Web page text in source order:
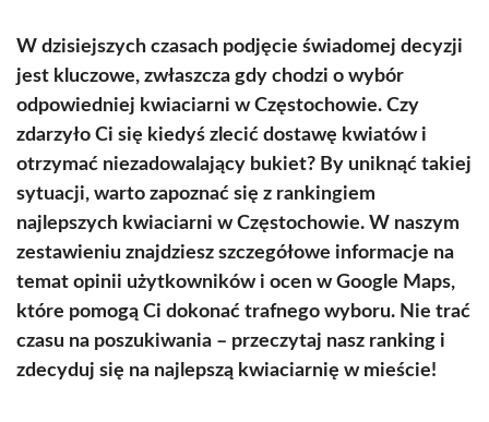
W dzisiejszych czasach podjęcie świadomej decyzji
jest kluczowe, zwłaszcza gdy chodzi o wybór
odpowiedniej kwiaciarni w Częstochowie. Czy
zdarzyło Ci się kiedyś zlecić dostawę kwiatów i
otrzymać niezadowalający bukiet? By uniknąć takiej
sytuacji, warto zapoznać się z rankingiem
najlepszych kwiaciarni w Częstochowie. W naszym
zestawieniu znajdziesz szczegółowe informacje na
temat opinii użytkowników i ocen w Google Maps,
które pomogą Ci dokonać trafnego wyboru. Nie trać
czasu na poszukiwania – przeczytaj nasz ranking i
zdecyduj się na najlepszą kwiaciarnię w mieście!